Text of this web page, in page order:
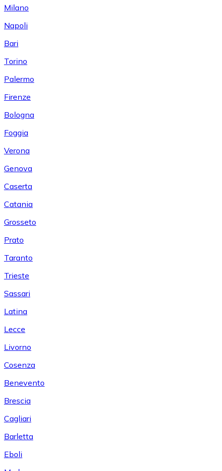
Milano
Napoli
Bari
Torino
Palermo
Firenze
Bologna
Foggia
Verona
Genova
Caserta
Catania
Grosseto
Prato
Taranto
Trieste
Sassari
Latina
Lecce
Livorno
Cosenza
Benevento
Brescia
Cagliari
Barletta
Eboli